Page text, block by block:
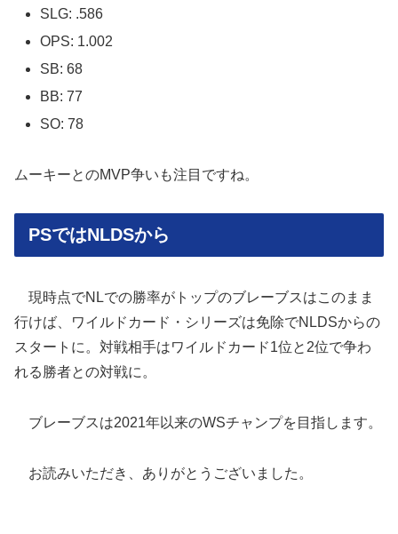
SLG: .586
OPS: 1.002
SB: 68
BB: 77
SO: 78
ムーキーとのMVP争いも注目ですね。
PSではNLDSから
現時点でNLでの勝率がトップのブレーブスはこのまま
行けば、ワイルドカード・シリーズは免除でNLDSからの
スタートに。対戦相手はワイルドカード1位と2位で争わ
れる勝者との対戦に。
ブレーブスは2021年以来のWSチャンプを目指します。
お読みいただき、ありがとうございました。